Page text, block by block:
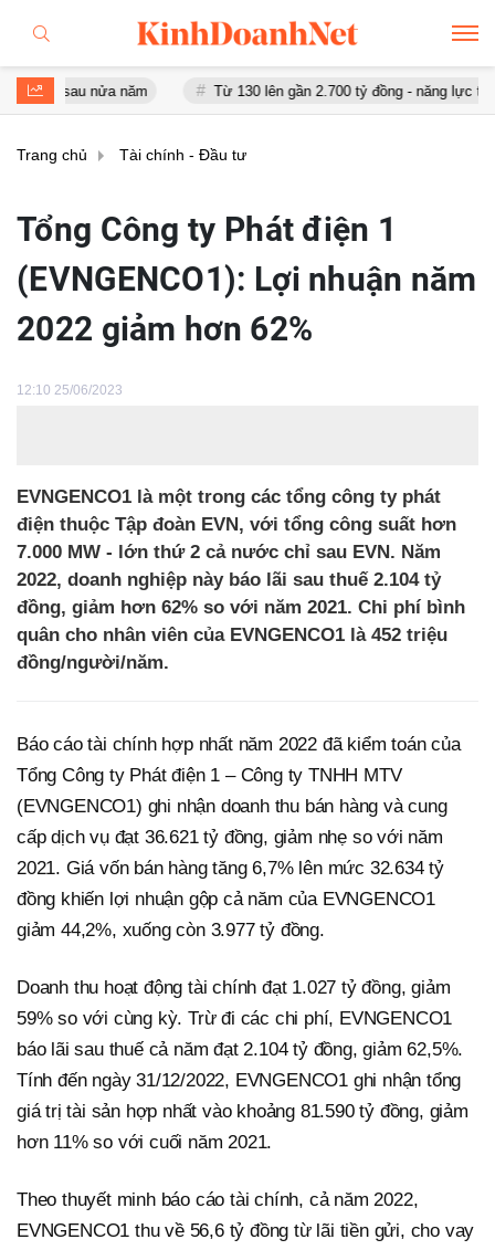
nửa năm Từ 130 lên gần 2.700 tỷ đồng - năng lực tài chính
Trang chủ Tài chính - Đầu tư
Tổng Công ty Phát điện 1
(EVNGENCO1): Lợi nhuận năm
2022 giảm hơn 62%
12:10 25/06/2023
EVNGENCO1 là một trong các tổng công ty phát
điện thuộc Tập đoàn EVN, với tổng công suất hơn
7.000 MW - lớn thứ 2 cả nước chỉ sau EVN. Năm
2022, doanh nghiệp này báo lãi sau thuế 2.104 tỷ
đồng, giảm hơn 62% so với năm 2021. Chi phí bình
quân cho nhân viên của EVNGENCO1 là 452 triệu
đồng/người/năm.
Báo cáo tài chính hợp nhất năm 2022 đã kiểm toán của
Tổng Công ty Phát điện 1 – Công ty TNHH MTV
(EVNGENCO1) ghi nhận doanh thu bán hàng và cung
cấp dịch vụ đạt 36.621 tỷ đồng, giảm nhẹ so với năm
2021. Giá vốn bán hàng tăng 6,7% lên mức 32.634 tỷ
đồng khiến lợi nhuận gộp cả năm của EVNGENCO1
giảm 44,2%, xuống còn 3.977 tỷ đồng.
Doanh thu hoạt động tài chính đạt 1.027 tỷ đồng, giảm
59% so với cùng kỳ. Trừ đi các chi phí, EVNGENCO1
báo lãi sau thuế cả năm đạt 2.104 tỷ đồng, giảm 62,5%.
Tính đến ngày 31/12/2022, EVNGENCO1 ghi nhận tổng
giá trị tài sản hợp nhất vào khoảng 81.590 tỷ đồng, giảm
hơn 11% so với cuối năm 2021.
Theo thuyết minh báo cáo tài chính, cả năm 2022,
EVNGENCO1 thu về 56,6 tỷ đồng từ lãi tiền gửi, cho vay